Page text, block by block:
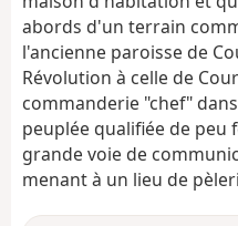
abords d'un terrain
l'ancienne paroisse de
Révolution à celle de
commanderie "chef"
peuplée qualifiée de peu
grande voie de
menant à un lieu de